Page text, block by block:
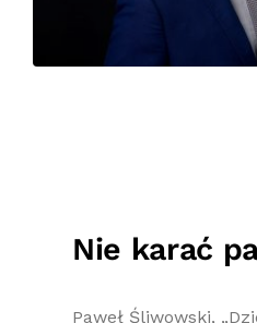
Nie karać
Paweł Śliwowski,